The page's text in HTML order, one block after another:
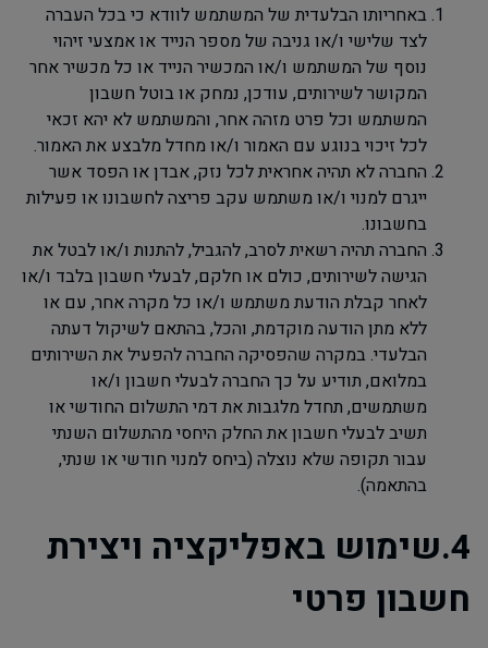
באחריותו הבלעדית של המשתמש לוודא כי בכל העברה
לצד שלישי ו/או גניבה של מספר הנייד או אמצעי זיהוי
נוסף של המשתמש ו/או המכשיר הנייד או כל מכשיר אחר
המקושר לשירותים, עודכן, נמחק או בוטל חשבון
המשתמש וכל פרט מזהה אחר, והמשתמש לא יהא זכאי
לכל זיכוי בנוגע עם האמור ו/או מחדל מלבצע את האמור.
החברה לא תהיה אחראית לכל נזק, אבדן או הפסד אשר
ייגרם למנוי ו/או משתמש עקב פריצה לחשבונו או פעילות
בחשבונו.
החברה תהיה רשאית לסרב, להגביל, להתנות ו/או לבטל את
הגישה לשירותים, כולם או חלקם, לבעלי חשבון בלבד ו/או
לאחר קבלת הודעת משתמש ו/או כל מקרה אחר, עם או
ללא מתן הודעה מוקדמת, והכל, בהתאם לשיקול דעתה
הבלעדי. במקרה שהפסיקה החברה להפעיל את השירותים
במלואם, תודיע על כך החברה לבעלי חשבון ו/או
משתמשים, תחדל מלגבות את דמי התשלום החודשי או
תשיב לבעלי חשבון את החלק היחסי מהתשלום השנתי
עבור תקופה שלא נוצלה (ביחס למנוי חודשי או שנתי,
בהתאמה).
4.שימוש באפליקציה ויצירת
חשבון פרטי